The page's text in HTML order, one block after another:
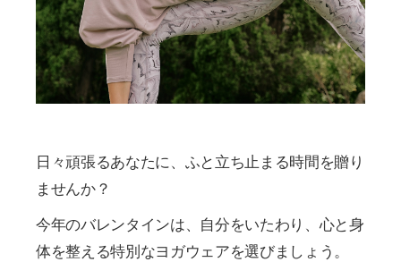
日々頑張るあなたに、ふと立ち止まる時間を贈り
ませんか？
今年のバレンタインは、自分をいたわり、心と身
体を整える特別なヨガウェアを選びましょう。